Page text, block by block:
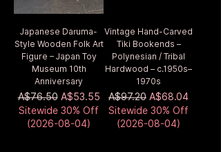
Japanese Daruma-
Style Wooden Folk Art
Figure – Japan Toy
Museum 10th
Anniversary
通常価格
A$76.50 セール価格
A$53.55
Sitewide 30% Off
(2026-08-04)
Vintage Hand-Carved
Tiki Bookends –
Polynesian / Tribal
Hardwood – c.1950s–
1970s
通常価格
A$97.20 セール価格
A$68.04
Sitewide 30% Off
(2026-08-04)